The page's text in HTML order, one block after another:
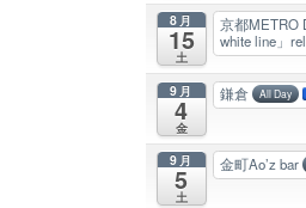
8月
15
土
京都METRO
white line」
9月
4
金
鎌倉 All Day
9月
5
土
金町Ao’z bar